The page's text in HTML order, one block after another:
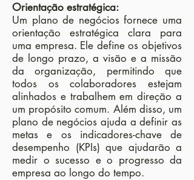
Orientação estratégica:
Um plano de negócios fornece uma
orientação estratégica clara para
uma empresa. Ele define os objetivos
de longo prazo, a visão e a missão
da organização, permitindo que
todos os colaboradores estejam
alinhados e trabalhem em direção a
um propósito comum. Além disso, um
plano de negócios ajuda a definir as
metas e os indicadores-chave de
desempenho (KPIs) que ajudarão a
medir o sucesso e o progresso da
empresa ao longo do tempo.